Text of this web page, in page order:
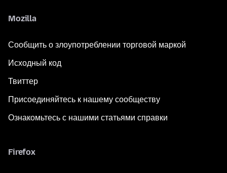
Mozilla
Сообщить о злоупотреблении торговой маркой
Исходный код
Твиттер
Присоединяйтесь к нашему сообществу
Ознакомьтесь с нашими статьями справки
Firefox